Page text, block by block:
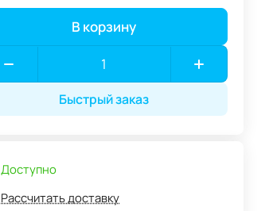
В корзину
Быстрый заказ
Доступно
Рассчитать доставку